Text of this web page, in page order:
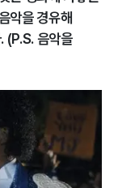
악을 경유해
(P.S. 음악을